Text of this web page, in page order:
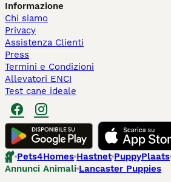
Informazione
Chi siamo
Privacy
Assistenza Clienti
Press
Termini e Condizioni
Allevatori ENCI
Test cane ideale
Pets4Homes Hastnet PuppyPlaats
Annunci Animali Lancaster Puppies